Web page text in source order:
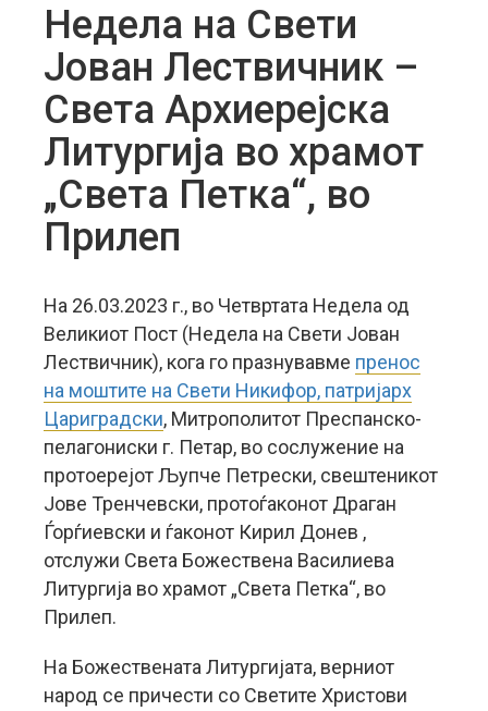
Недела на Свети
Јован Лествичник –
Света Архиерејска
Литургија во храмот
„Света Петка“, во
Прилеп
На 26.03.2023 г., во Четвртата Недела од
Великиот Пост (Недела на Свети Јован
Лествичник), кога го празнувавме пренос
на моштите на Свети Никифор, патријарх
Цариградски, Митрополитот Преспанско-
пелагониски г. Петар, во сослужение на
протоерејот Љупче Петрески, свештеникот
Јове Тренчевски, протоѓаконот Драган
Ѓорѓиевски и ѓаконот Кирил Донев ,
отслужи Света Божествена Василиева
Литургија во храмот „Света Петка“, во
Прилеп.
На Божествената Литургијата, верниот
народ се причести со Светите Христови